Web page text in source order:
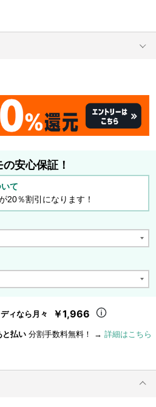
の安心保証！
て
20％割引になります！
ィなら月々 ￥1,966
と払い 分割手数料無料！ → 詳細はこちら